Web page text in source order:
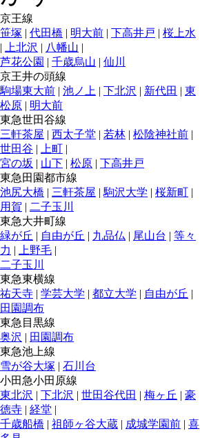
京王線
笹塚 | 代田橋 | 明大前 | 下高井戸 | 桜上水
|
上北沢 | 八幡山 |
芦花公園 | 千歳烏山 | 仙川
京王井の頭線
駒場東大前 | 池ノ上 | 下北沢 | 新代田 | 東
松原 | 明大前
東急世田谷線
三軒茶屋 | 西太子堂 | 若林 | 松陰神社前 |
世田谷 | 上町 |
宮の坂 | 山下 | 松原 | 下高井戸
東急田園都市線
池尻大橋 | 三軒茶屋 | 駒沢大学 | 桜新町 |
用賀 | 二子玉川
東急大井町線
緑が丘 | 自由が丘 | 九品仏 | 尾山台 | 等々
力 | 上野毛 |
二子玉川
東急東横線
祐天寺 | 学芸大学 | 都立大学 | 自由が丘 |
田園調布
東急目黒線
奥沢 | 田園調布
東急池上線
雪が谷大塚 | 石川台
小田急小田原線
東北沢 | 下北沢 | 世田谷代田 | 梅ヶ丘 | 豪
徳寺 | 経堂 |
千歳船橋 | 祖師ヶ谷大蔵 | 成城学園前 | 喜